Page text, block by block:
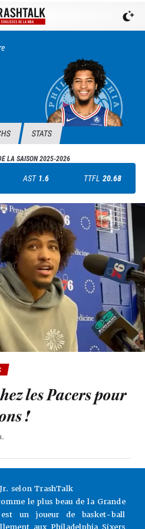
STATS
LA SAISON2025-2026
AST 1.6 TTFL 20.68
les Pacers pour
!
selon TrashTalk
le plus beau de la Grande
un joueur de basket-ball
aux Philadelphia Sixers